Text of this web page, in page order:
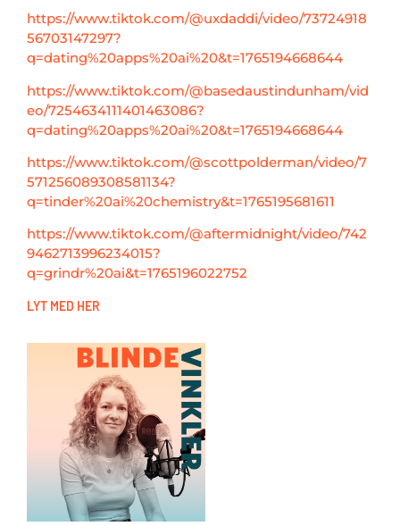
https://www.tiktok.com/@uxdaddi/video/73724918
56703147297?
q=dating%20apps%20ai%20&t=1765194668644
https://www.tiktok.com/@basedaustindunham/vid
eo/7254634111401463086?
q=dating%20apps%20ai%20&t=1765194668644
https://www.tiktok.com/@scottpolderman/video/7
571256089308581134?
q=tinder%20ai%20chemistry&t=1765195681611
https://www.tiktok.com/@aftermidnight/video/742
9462713996234015?
q=grindr%20ai&t=1765196022752
LYT MED HER